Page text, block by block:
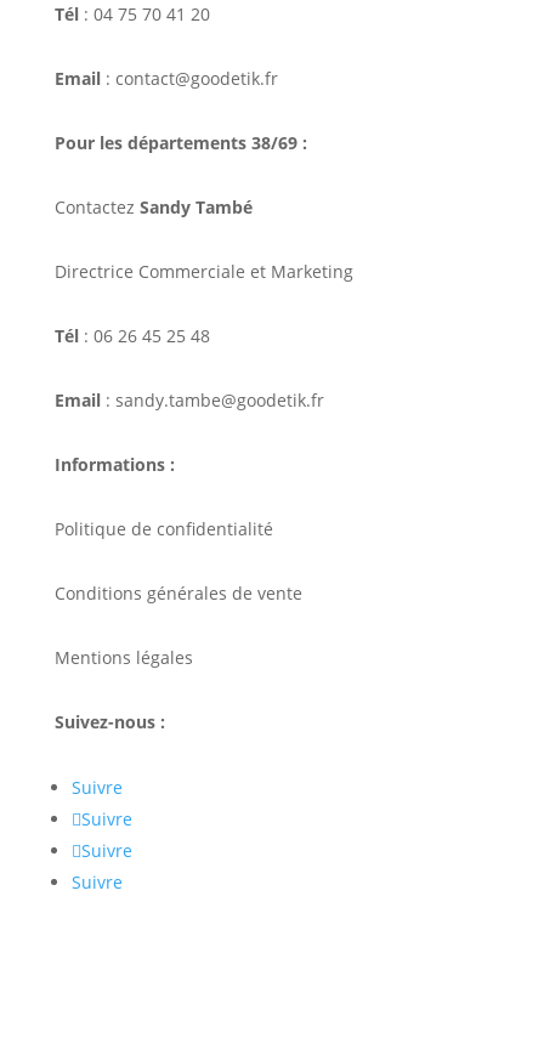
Tél: 04 75 70 41 20
Email: contact@goodetik.fr
Pour les départements 38/69 :
Contactez Sandy També
Directrice Commerciale et Marketing
Tél: 06 26 45 25 48
Email: sandy.tambe@goodetik.fr
Informations :
Politique de confidentialité
Conditions générales de vente
Mentions légales
Suivez-nous :
Suivre
Suivre
Suivre
Suivre